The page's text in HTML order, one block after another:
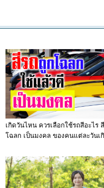
เกิดวันไหน ควรเลือกใช้รถสีอะไร
โฉลก เป็นมงคล ของคนแต่ละวันเ